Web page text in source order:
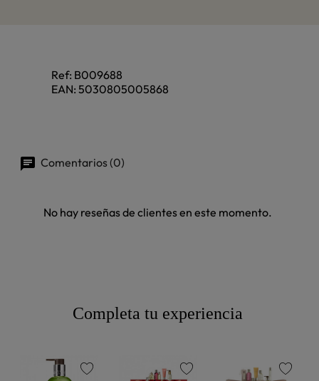
Ref: B009688
EAN: 5030805005868
Comentarios (0)
No hay reseñas de clientes en este momento.
Completa tu experiencia